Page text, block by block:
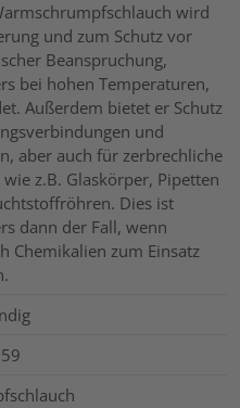
wird
und zum Schutz vor
Beanspruchung,
bei hohen Temperaturen,
Außerdem bietet er Schutz
und
aber auch für zerbrechliche
z.B. Glaskörper, Pipetten
Dies ist
dann der Fall, wenn
Chemikalien zum Einsatz